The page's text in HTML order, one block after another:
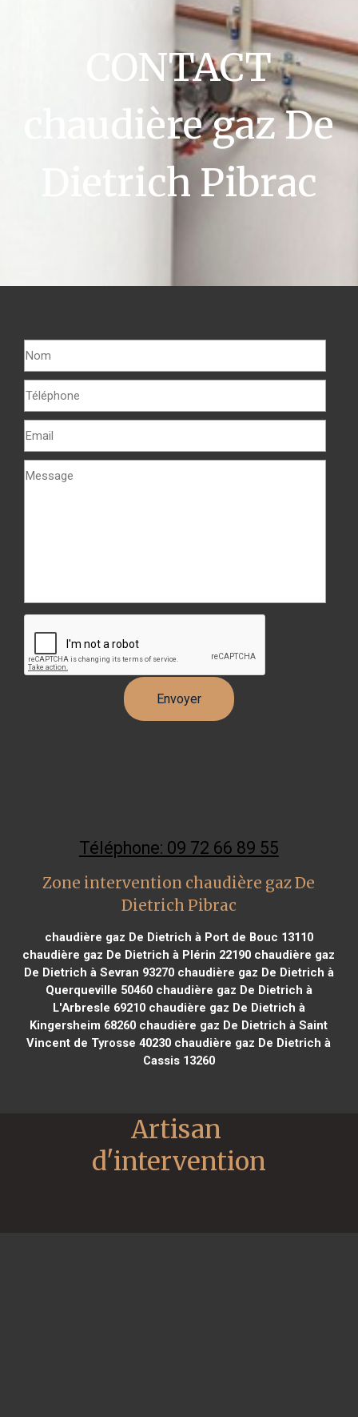
CONTACT
chaudière gaz De
Dietrich Pibrac
Téléphone: 09 72 66 89 55
Zone intervention chaudière gaz De
Dietrich Pibrac
chaudière gaz De Dietrich à Port de Bouc 13110
chaudière gaz De Dietrich à Plérin 22190 chaudière gaz
De Dietrich à Sevran 93270chaudière gaz De Dietrich à
Querqueville 50460chaudière gaz De Dietrich à
L'Arbresle 69210chaudière gaz De Dietrich à
Kingersheim 68260 chaudière gaz De Dietrich à Saint
Vincent de Tyrosse 40230 chaudière gaz De Dietrich à
Cassis 13260
Artisan
d'intervention